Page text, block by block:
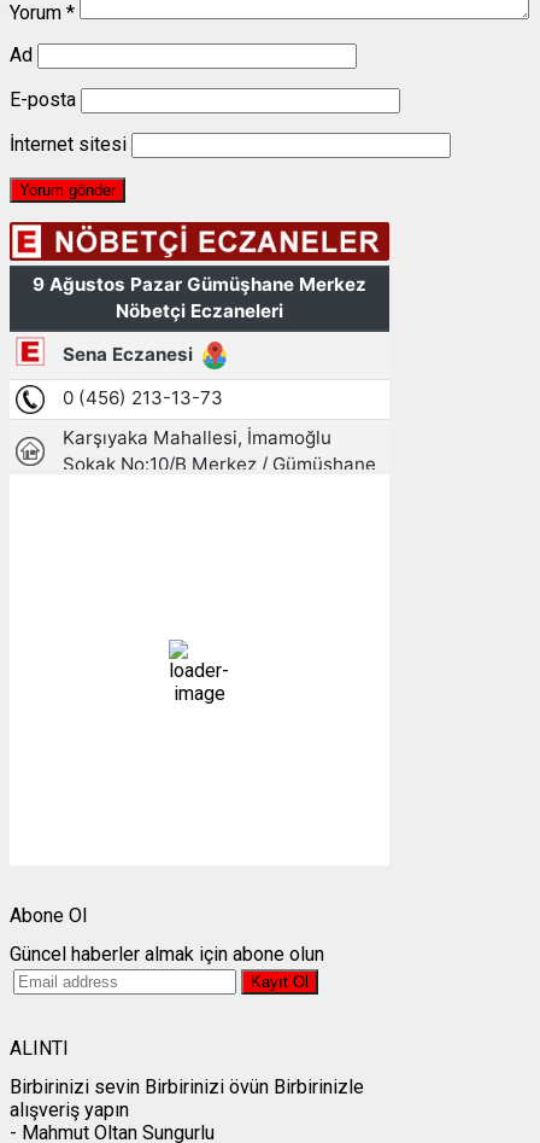
Yorum *
Ad
E-posta
İnternet sitesi
47 %
1009 mb
Abone Ol
Güncel haberler almak için abone olun
ALINTI
Birbirinizi sevin Birbirinizi övün Birbirinizle
alışveriş yapın
- Mahmut Oltan Sungurlu